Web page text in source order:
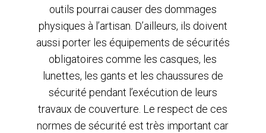
outils pourrai causer des dommages
physiques à l’artisan. D’ailleurs, ils doivent
aussi porter les équipements de sécurités
obligatoires comme les casques, les
lunettes, les gants et les chaussures de
sécurité pendant l’exécution de leurs
travaux de couverture. Le respect de ces
normes de sécurité est très important car